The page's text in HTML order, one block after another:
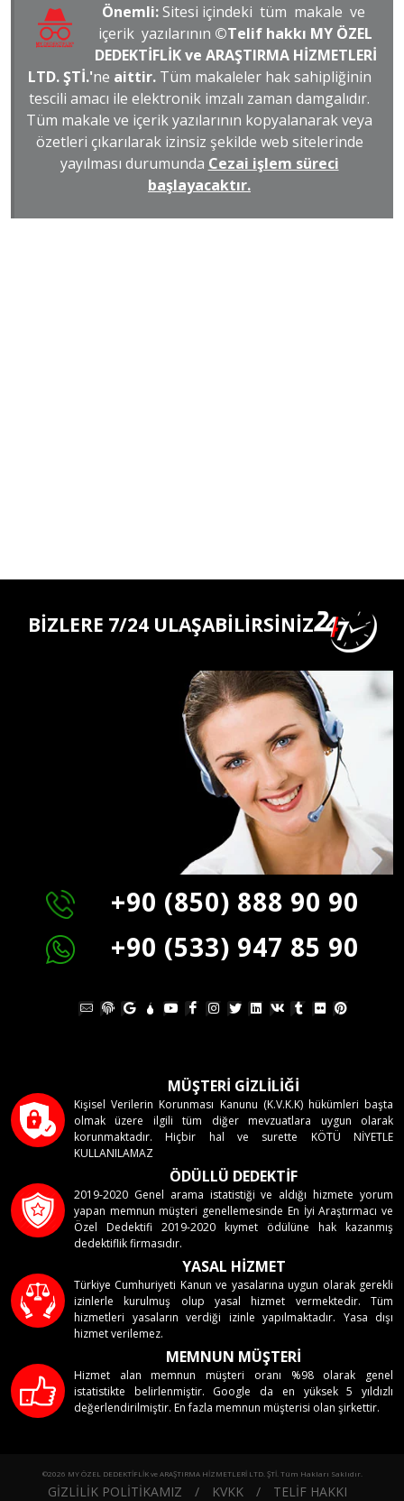
Önemli:Sitesi içindeki tüm makale ve
içerik yazılarının ©Telif hakkı MY ÖZEL
DEDEKTİFLİK ve ARAŞTIRMA HİZMETLERİ
LTD. ŞTİ.'ne aittir. Tüm makaleler hak sahipliğinin
tescili amacı ile elektronik imzalı zaman damgalıdır.
Tüm makale ve içerik yazılarının kopyalanarak veya
özetleri çıkarılarak izinsiz şekilde web sitelerinde
yayılması durumunda Cezai işlem süreci
başlayacaktır.
BİZLERE 7/24 ULAŞABİLİRSİNİZ
+90 (850) 888 90 90
+90 (533) 947 85 90
MÜŞTERİ GİZLİLİĞİ
Kişisel Verilerin Korunması Kanunu (K.V.K.K) hükümleri başta
olmak üzere ilgili tüm diğer mevzuatlara uygun olarak
korunmaktadır. Hiçbir hal ve surette KÖTÜ NİYETLE
KULLANILAMAZ
ÖDÜLLÜ DEDEKTİF
2019-2020 Genel arama istatistiği ve aldığı hizmete yorum
yapan memnun müşteri genellemesinde En İyi Araştırmacı ve
Özel Dedektifi 2019-2020 kıymet ödülüne hak kazanmış
dedektiflik firmasıdır.
YASAL HİZMET
Türkiye Cumhuriyeti Kanun ve yasalarına uygun olarak gerekli
izinlerle kurulmuş olup yasal hizmet vermektedir. Tüm
hizmetleri yasaların verdiği izinle yapılmaktadır. Yasa dışı
hizmet verilemez.
MEMNUN MÜŞTERİ
Hizmet alan memnun müşteri oranı %98 olarak genel
istatistikte belirlenmiştir. Google da en yüksek 5 yıldızlı
değerlendirilmiştir. En fazla memnun müşterisi olan şirkettir.
©2026 MY ÖZEL DEDEKTİFLİK ve ARAŞTIRMA HİZMETLERİ LTD. ŞTİ. Tüm Hakları Saklıdır.
GİZLİLİK POLİTİKAMIZ / KVKK / TELİF HAKKI